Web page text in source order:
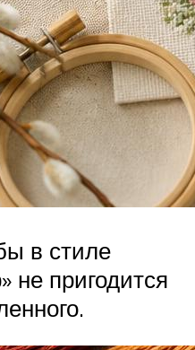
в стиле
не пригодится